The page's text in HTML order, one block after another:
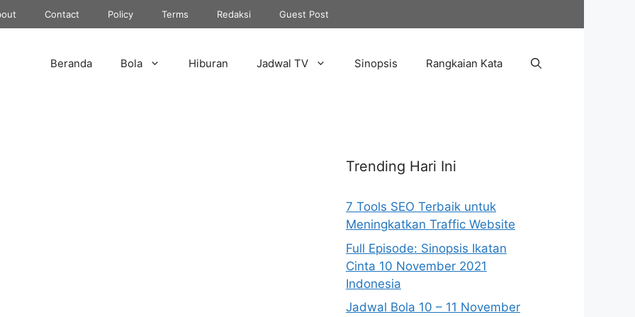
Contact Policy Terms Redaksi Guest Post
Beranda Bola Hiburan Jadwal TV Sinopsis Rangkaian Kata
Trending Hari Ini
7 Tools SEO Terbaik untuk
Meningkatkan Traffic Website
Full Episode: Sinopsis Ikatan
Cinta 10 November 2021
Indonesia
Jadwal Bola 10 – 11 November